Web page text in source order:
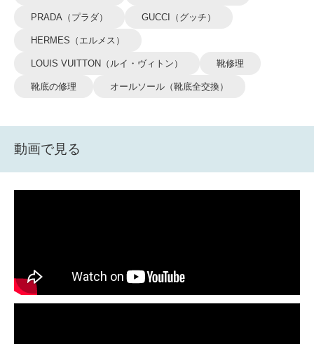
PRADA（プラダ） GUCCI（グッチ）
HERMES（エルメス）
LOUIS VUITTON（ルイ・ヴィトン） 靴修理
靴底の修理 オールソール（靴底全交換）
動画で見る